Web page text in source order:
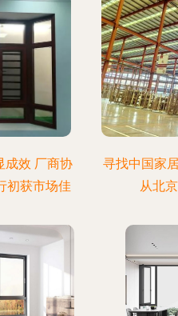
成效 厂商协
初获市场佳
寻找中国家
从北